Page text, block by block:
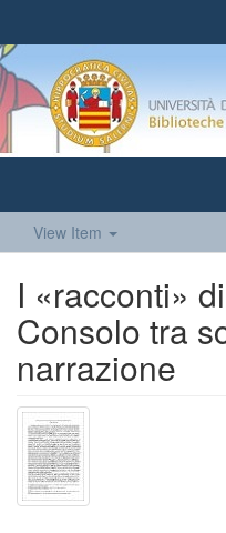
View Item
I «racconti»
Consolo tra
narrazione